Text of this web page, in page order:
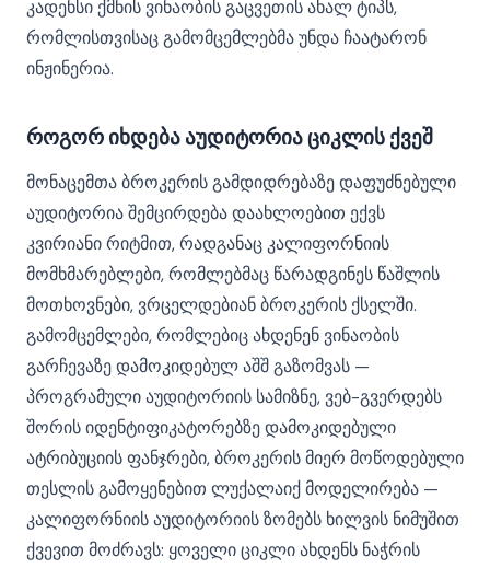
კადენსი ქმნის ვინაობის გაცვეთის ახალ ტიპს,
რომლისთვისაც გამომცემლებმა უნდა ჩაატარონ
ინჟინერია.
როგორ იხდება აუდიტორია ციკლის ქვეშ
მონაცემთა ბროკერის გამდიდრებაზე დაფუძნებული
აუდიტორია შემცირდება დაახლოებით ექვს
კვირიანი რიტმით, რადგანაც კალიფორნიის
მომხმარებლები, რომლებმაც წარადგინეს წაშლის
მოთხოვნები, ვრცელდებიან ბროკერის ქსელში.
გამომცემლები, რომლებიც ახდენენ ვინაობის
გარჩევაზე დამოკიდებულ აშშ გაზომვას —
პროგრამული აუდიტორიის სამიზნე, ვებ-გვერდებს
შორის იდენტიფიკატორებზე დამოკიდებული
ატრიბუციის ფანჯრები, ბროკერის მიერ მოწოდებული
თესლის გამოყენებით ლუქალაიქ მოდელირება —
კალიფორნიის აუდიტორიის ზომებს ხილვის ნიმუშით
ქვევით მოძრავს: ყოველი ციკლი ახდენს ნაჭრის